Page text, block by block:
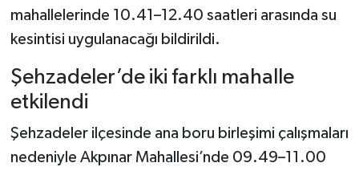
mahallelerinde 10.41–12.40 saatleri arasında su
kesintisi uygulanacağı bildirildi.
Şehzadeler’de iki farklı mahalle
etkilendi
Şehzadeler ilçesinde ana boru birleşimi çalışmaları
nedeniyle Akpınar Mahallesi’nde 09.49–11.00